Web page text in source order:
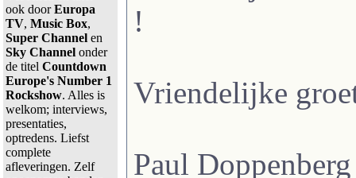
ook doorEuropa
TV, Music Box,
Super Channel en
Sky Channel onder
de titel Countdown
Europe's Number 1
Rockshow. Alles is
welkom; interviews,
presentaties,
optredens. Liefst
complete
afleveringen. Zelf
!
Vriendelijke
Paul Doppenberg